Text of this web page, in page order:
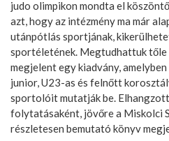
judo olimpikon mondta el
azt, hogy az intézmény ma már
utánpótlás sportjának,
sportéletének. Megtudhattuk tőle
megjelent egy kiadvány,
junior, U23-as és felnőtt
sportolóit mutatják be.
folytatásaként, jövőre a Miskolci
részletesen bemutató könyv